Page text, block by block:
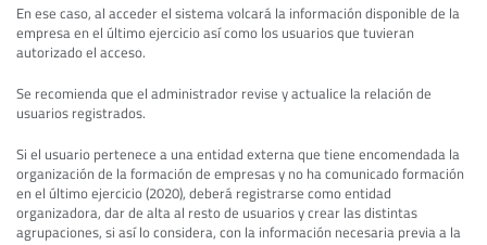
En ese caso, al acceder el sistema volcará la información disponible de la
empresa en el último ejercicio así como los usuarios que tuvieran
autorizado el acceso.
Se recomienda que el administrador revise y actualice la relación de
usuarios registrados.
Si el usuario pertenece a una entidad externa que tiene encomendada la
organización de la formación de empresas y no ha comunicado formación
en el último ejercicio (2020), deberá registrarse como entidad
organizadora, dar de alta al resto de usuarios y crear las distintas
agrupaciones, si así lo considera, con la información necesaria previa a la